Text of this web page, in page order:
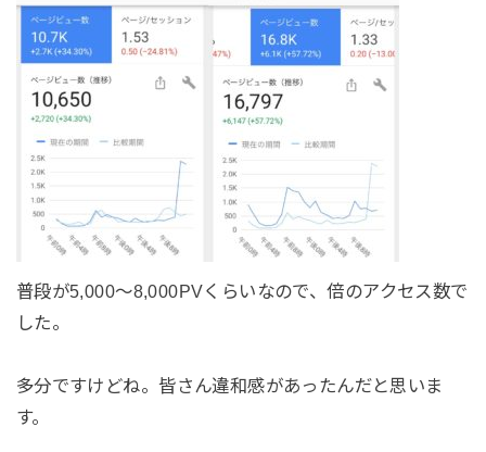
普段が5,000〜8,000PVくらいなので、倍のアクセス数で
した。
多分ですけどね。皆さん違和感があったんだと思いま
す。